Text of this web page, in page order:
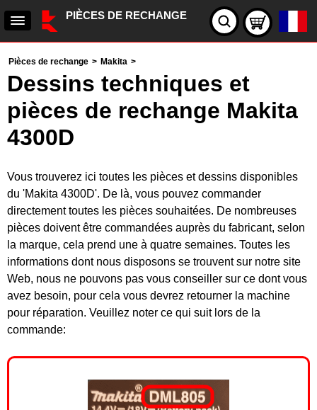
PIÈCES DE RECHANGE
Pièces de rechange > Makita >
Dessins techniques et
pièces de rechange Makita
4300D
Vous trouverez ici toutes les pièces et dessins disponibles
du 'Makita 4300D'. De là, vous pouvez commander
directement toutes les pièces souhaitées. De nombreuses
pièces doivent être commandées auprès du fabricant, selon
la marque, cela prend une à quatre semaines. Toutes les
informations dont nous disposons se trouvent sur notre site
Web, nous ne pouvons pas vous conseiller sur ce dont vous
avez besoin, pour cela vous devrez retourner la machine
pour réparation. Veuillez noter ce qui suit lors de la
commande: